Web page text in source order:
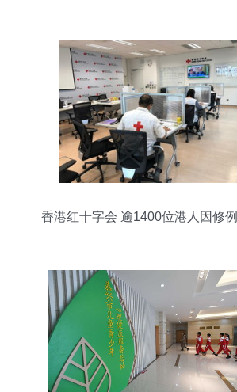
香港红十字会 逾1400位港人因修